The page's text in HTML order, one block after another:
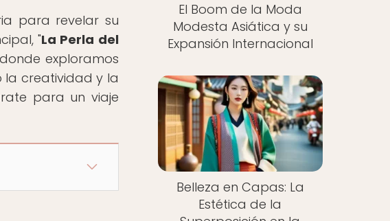
para revelar su
"La Perla del
exploramos
la creatividad y la
para un viaje
El Boom de la Moda
Modesta Asiática y su
Expansión Internacional
Belleza en Capas: La
Estética de la